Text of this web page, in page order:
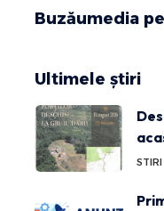
Buzăumedia
Ultimele știri